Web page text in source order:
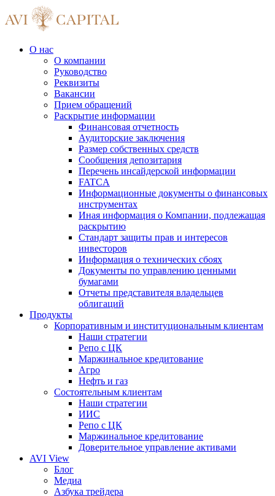
О нас
О компании
Руководство
Реквизиты
Вакансии
Прием обращений
Раскрытие информации
Финансовая отчетность
Аудиторские заключения
Размер собственных средств
Сообщения депозитария
Перечень инсайдерской информации
FATCA
Информационные документы о финансовых
инструментах
Иная информация о Компании, подлежащая
раскрытию
Стандарт защиты прав и интересов
инвесторов
Информация о технических сбоях
Документы по управлению ценными
бумагами
Отчеты представителя владельцев
облигаций
Продукты
Корпоративным и институциональным клиентам
Наши стратегии
Репо с ЦК
Маржинальное кредитование
Агро
Нефть и газ
Состоятельным клиентам
Наши стратегии
ИИС
Репо с ЦК
Маржинальное кредитование
Доверительное управление активами
AVI View
Блог
Медиа
Азбука трейдера